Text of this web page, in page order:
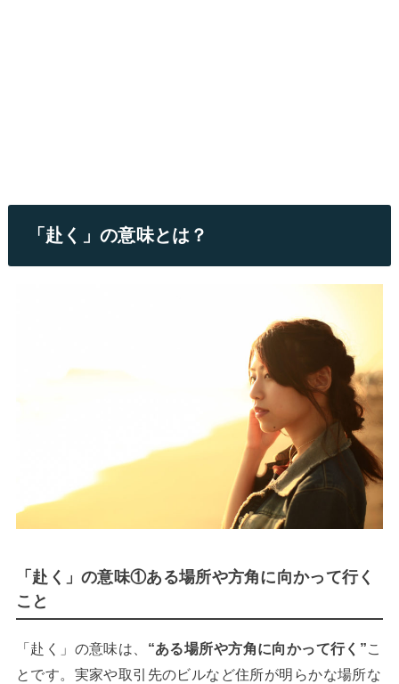
「赴く」の意味とは？
「赴く」の意味①ある場所や方角に向かって行く
こと
「赴く」の意味は、 “ある場所や方角に向かって行く”こ
とです。実家や取引先のビルなど住所が明らかな場所な